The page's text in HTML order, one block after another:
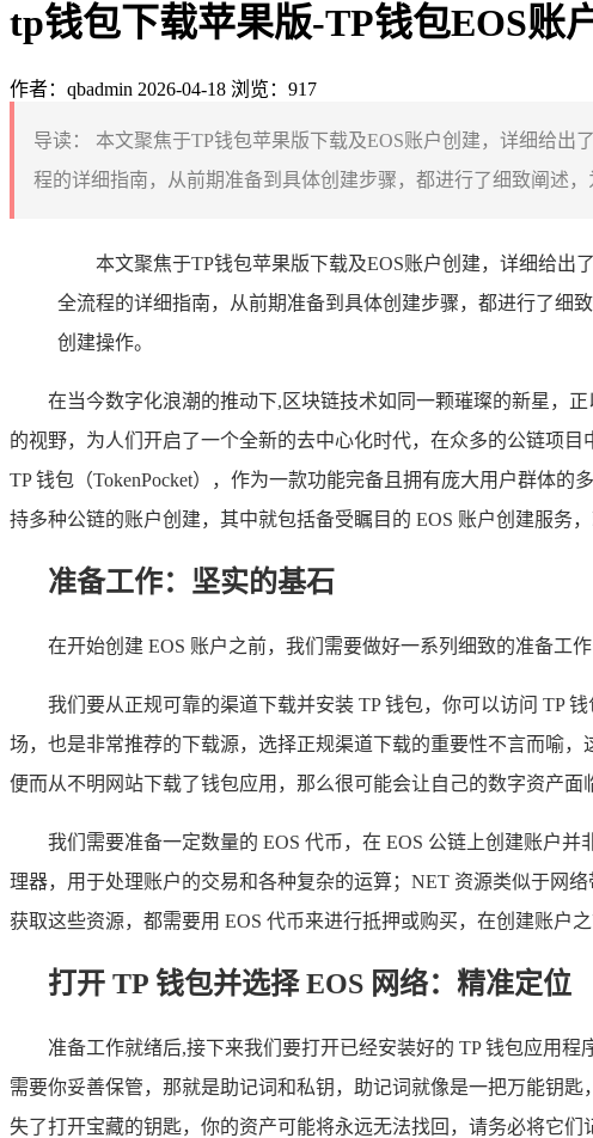
tp钱包下载苹果版-TP钱包EOS账
作者：qbadmin 2026-04-18 浏览：917
导读：
本文聚焦于TP钱包苹果版下载及EOS账户创建，详细给
程的详细指南，从前期准备到具体创建步骤，都进行了细致阐述
本文聚焦于TP钱包苹果版下载及EOS账户创建，详细给出
全流程的详细指南，从前期准备到具体创建步骤，都进行了细
创建操作。
在当今数字化浪潮的推动下,区块链技术如同一颗璀璨的新星，
的视野，为人们开启了一个全新的去中心化时代，在众多的公链项
TP 钱包（TokenPocket），作为一款功能完备且拥有庞大用户群体
持多种公链的账户创建，其中就包括备受瞩目的 EOS 账户创建服务
准备工作：坚实的基石
在开始创建 EOS 账户之前，我们需要做好一系列细致的准备工
我们要从正规可靠的渠道下载并安装 TP 钱包，你可以访问 TP
场，也是非常推荐的下载源，选择正规渠道下载的重要性不言而喻
便而从不明网站下载了钱包应用，那么很可能会让自己的数字资产面
我们需要准备一定数量的 EOS 代币，在 EOS 公链上创建账户
理器，用于处理账户的交易和各种复杂的运算；NET 资源类似于网
获取这些资源，都需要用 EOS 代币来进行抵押或购买，在创建账户
打开 TP 钱包并选择 EOS 网络：精准定位
准备工作就绪后,接下来我们要打开已经安装好的 TP 钱包应用
需要你妥善保管，那就是助记词和私钥，助记词就像是一把万能钥
失了打开宝藏的钥匙，你的资产可能将永远无法找回，请务必将它们